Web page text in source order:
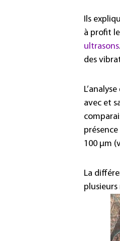
Ils
à profit
ultrasons
des
avec et
100 µm
La